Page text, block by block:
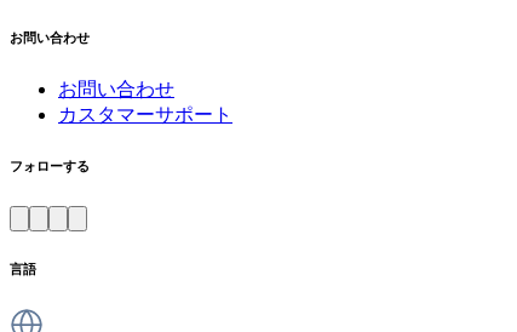
お問い合わせ
お問い合わせ
カスタマーサポート
フォローする
言語